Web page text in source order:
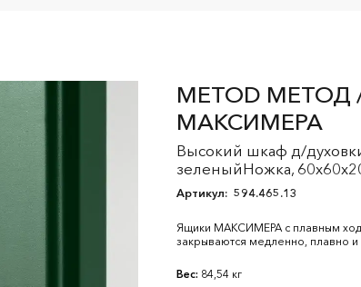
METOD МЕТОД
МАКСИМЕРА
Высокий шкаф д/
зеленыйНожка,
Артикул: 594.465.13
Ящики МАКСИМЕРА с плавным
закрываются медленно, плавно
Вес: 84,54 кг